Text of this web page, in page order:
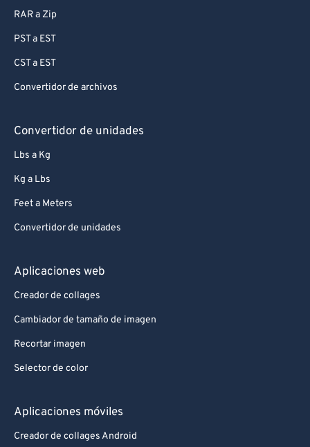
RAR a Zip
PST a EST
CST a EST
Convertidor de archivos
Convertidor de unidades
Lbs a Kg
Kg a Lbs
Feet a Meters
Convertidor de unidades
Aplicaciones web
Creador de collages
Cambiador de tamaño de imagen
Recortar imagen
Selector de color
Aplicaciones móviles
Creador de collages Android